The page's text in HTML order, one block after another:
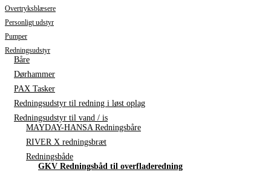
Overtryksblæsere
Personligt udstyr
Pumper
Redningsudstyr
Båre
Dørhammer
PAX Tasker
Redningsudstyr til redning i løst oplag
Redningsudstyr til vand / is
MAYDAY-HANSA Redningsbåre
RIVER X redningsbræt
Redningsbåde
GKV Redningsbåd til overfladeredning